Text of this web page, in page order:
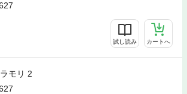
試し読み カートへ
モリ 2